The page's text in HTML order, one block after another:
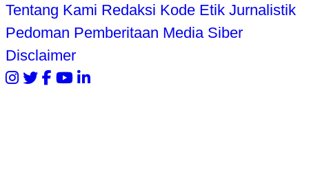
Tentang Kami Redaksi Kode Etik Jurnalistik
Pedoman Pemberitaan Media Siber
Disclaimer